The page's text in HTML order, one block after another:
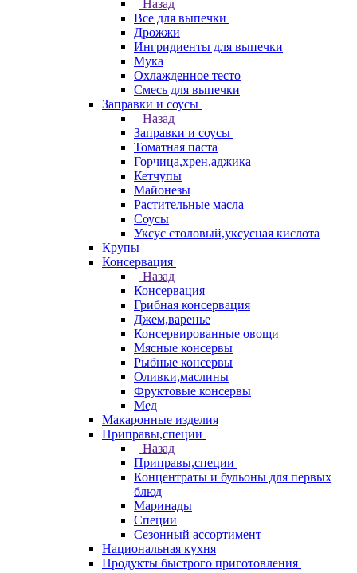
Назад
Все для выпечки
Дрожжи
Ингридиенты для выпечки
Мука
Охлажденное тесто
Смесь для выпечки
Заправки и соусы
Назад
Заправки и соусы
Томатная паста
Горчица,хрен,аджика
Кетчупы
Майонезы
Растительные масла
Соусы
Уксус столовый,уксусная кислота
Крупы
Консервация
Назад
Консервация
Грибная консервация
Джем,варенье
Консервированные овощи
Мясные консервы
Рыбные консервы
Оливки,маслины
Фруктовые консервы
Мед
Макаронные изделия
Приправы,специи
Назад
Приправы,специи
Концентраты и бульоны для первых
блюд
Маринады
Специи
Сезонный ассортимент
Национальная кухня
Продукты быстрого приготовления